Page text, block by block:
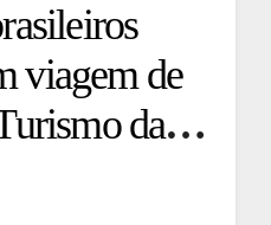
viagem de
das